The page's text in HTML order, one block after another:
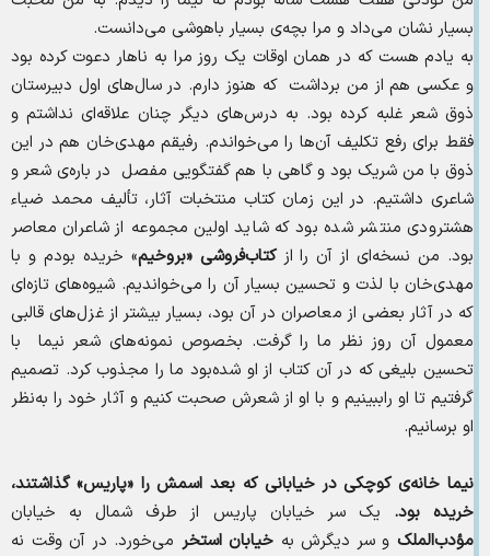
بسیار نشان می‌داد و مرا بچه‌ی بسیار باهوشی می‌دانست.
به یادم هست که در همان اوقات یک روز مرا به ناهار دعوت کرده بود
و عکسی هم از من برداشت که هنوز دارم. در سال‌های اول دبیرستان
ذوق شعر غلبه کرده بود. به درس‌های دیگر چنان علاقه‌ای نداشتم و
فقط برای رفع تکلیف آن‌ها را می‌خواندم. رفیقم مهدی‌خان هم در این
ذوق با من شریک بود و گاهی با هم گفتگویی مفصل در باره‌ی شعر و
شاعری داشتیم. در این زمان کتاب منتخبات آثار، تألیف محمد ضیاء
هشترودی منتشر شده بود که شاید اولین مجموعه از شاعران معاصر
بود. من نسخه‌ای از آن را ازکتاب‌فروشی «بروخیم» خریده بودم و با
مهدی‌خان با لذت و تحسین بسیار آن را می‌خواندیم. شیوه‌های تازه‌ای
که در آثار بعضی از معاصران در آن بود، بسیار بیشتر از غزل‌های قالبی
معمول آن روز نظر ما را گرفت. بخصوص نمونه‌های شعر نیما با
تحسین بلیغی که در آن کتاب از او شده‌بود ما را مجذوب کرد. تصمیم
گرفتیم تا او راببینیم و با او از شعرش صحبت کنیم و آثار خود را به‌نظر
او برسانیم.
نیما خانه‌ی کوچکی در خیابانی که بعد اسمش را «پاریس» گذاشتند،
خریده بود. یک سر خیابان پاریس از طرف شمال به خیابان
مؤدب‌‌الملکو سر دیگرش به خیابان استخر می‌خورد. در آن وقت نه